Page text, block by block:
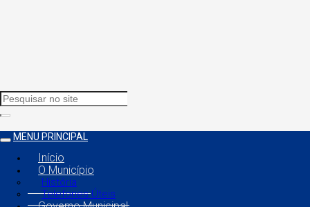
MENU PRINCIPAL
Início
O Município
História
Telefones Úteis